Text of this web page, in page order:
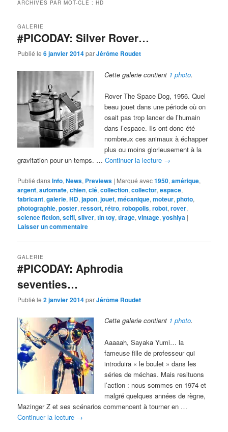
ARCHIVES PAR MOT-CLÉ :HD
#PICODAY: Silver Rover…
GALERIE
Publié le6 janvier 2014parJérôme Roudet
Cette galerie contient 1 photo.
Rover The Space Dog, 1956. Quel
beau jouet dans une période où on
osait pas trop lancer de l’humain
dans l’espace. Ils ont donc été
nombreux ces animaux à échapper
plus ou moins glorieusement à la
gravitation pour un temps. …Continuer la lecture →
Publié dansInfo,News, Previews | Marqué avec1950,amérique,
argent,automate,chien,clé,collection,collector,espace,
fabricant,galerie,HD,japon,jouet,mécanique,moteur,photo,
photographie,poster,ressort,rétro,robopolis,robot,rover,
science fiction,scifi,silver,tin toy,tirage,vintage,yoshiya |
Laisser un commentaire
#PICODAY: Aphrodia
seventies…
GALERIE
Publié le2 janvier 2014parJérôme Roudet
Cette galerie contient 1 photo.
Aaaaah, Sayaka Yumi… la
fameuse fille de professeur qui
introduira « le boulet » dans les
séries de méchas. Mais resituons
l’action : nous sommes en 1974 et
malgré quelques années de règne,
Mazinger Z et ses scénarios commencent à tourner en …
Continuer la lecture →